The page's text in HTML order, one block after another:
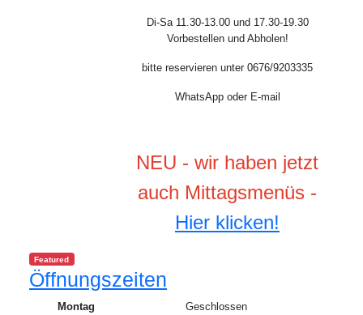
Di-Sa 11.30-13.00 und 17.30-19.30
Vorbestellen und Abholen!
bitte reservieren unter 0676/9203335
WhatsApp oder E-mail
NEU - wir haben jetzt
auch Mittagsmenüs -
Hier klicken!
Featured
Öffnungszeiten
Montag Geschlossen